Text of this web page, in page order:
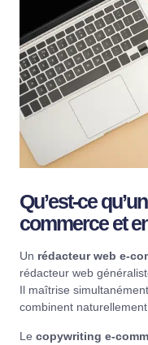
Qu’est-ce
commerce et
Un rédacteur web e-
rédacteur web
Il maîtrise
combinent naturellement.
Le copywriting e-